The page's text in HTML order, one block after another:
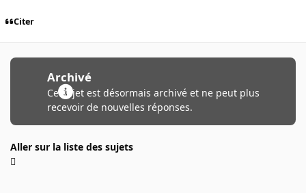
Citer
Archivé
Ce sujet est désormais archivé et ne peut plus
recevoir de nouvelles réponses.
Aller sur la liste des sujets